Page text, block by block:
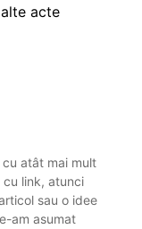
acte
atât mai mult
link, atunci
sau o idee
am asumat